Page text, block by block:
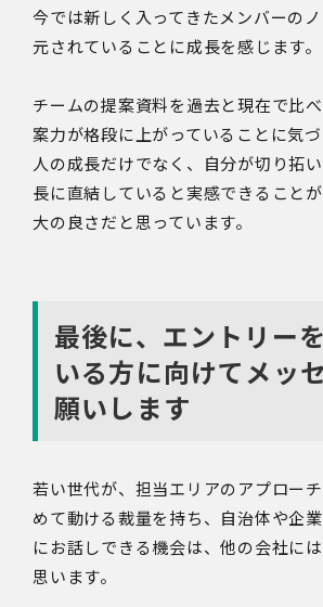
今では新しく入ってきたメンバーの
元されていることに成長を感じます。
チームの提案資料を過去と現在で比
案力が格段に上がっていることに気
人の成長だけでなく、自分が切り拓
長に直結していると実感できること
大の良さだと思っています。
最後に、エントリー
いる方に向けてメッ
願いします
若い世代が、担当エリアのアプロー
めて動ける裁量を持ち、自治体や企
にお話しできる機会は、他の会社に
思います。